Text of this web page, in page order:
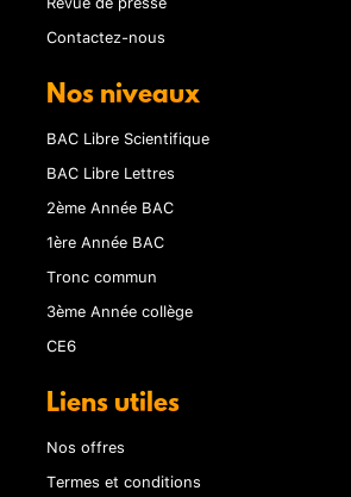
Contactez-nous
Nos niveaux
BAC Libre Scientifique
BAC Libre Lettres
2ème Année BAC
1ère Année BAC
Tronc commun
3ème Année collège
CE6
Liens utiles
Nos offres
Termes et conditions